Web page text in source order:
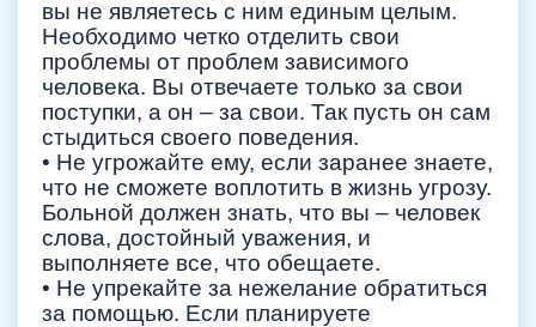
вы не являетесь с ним единым целым.
Необходимо четко отделить свои
проблемы от проблем зависимого
человека. Вы отвечаете только за свои
поступки, а он – за свои. Так пусть он сам
стыдиться своего поведения.
• Не угрожайте ему, если заранее знаете,
что не сможете воплотить в жизнь угрозу.
Больной должен знать, что вы – человек
слова, достойный уважения, и
выполняете все, что обещаете.
• Не упрекайте за нежелание обратиться
за помощью. Если планируете